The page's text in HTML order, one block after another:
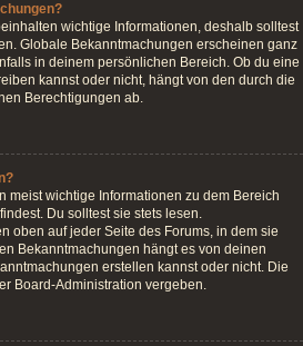
wichtige Informationen, deshalb solltest
Globale Bekanntmachungen erscheinen ganz
in deinem persönlichen Bereich. Ob du eine
kannst oder nicht, hängt von den durch die
Berechtigungen ab.
meist wichtige Informationen zu dem Bereich
Du solltest sie stets lesen.
oben auf jeder Seite des Forums, in dem sie
Bekanntmachungen hängt es von deinen
erstellen kannst oder nicht. Die
Board-Administration vergeben.